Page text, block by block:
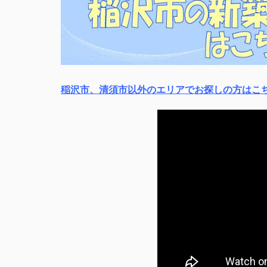
稲沢市、清須市以外のエリアでお探しの方はこ